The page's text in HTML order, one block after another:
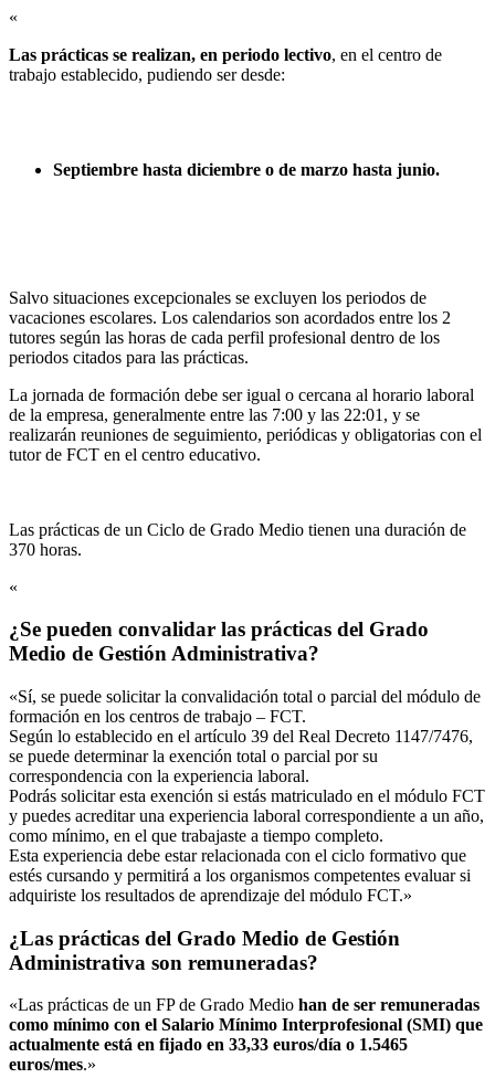
«
Las prácticas se realizan, en periodo lectivo, en el centro de
trabajo establecido, pudiendo ser desde:
Septiembre hasta diciembre o de marzo hasta junio.
Salvo situaciones excepcionales se excluyen los periodos de
vacaciones escolares. Los calendarios son acordados entre los 2
tutores según las horas de cada perfil profesional dentro de los
periodos citados para las prácticas.
La jornada de formación debe ser igual o cercana al horario laboral
de la empresa, generalmente entre las 7:00 y las 22:01, y se
realizarán reuniones de seguimiento, periódicas y obligatorias con el
tutor de FCT en el centro educativo.
Las prácticas de un Ciclo de Grado Medio tienen una duración de
370 horas.
«
¿Se pueden convalidar las prácticas del Grado
Medio de Gestión Administrativa?
«Sí, se puede solicitar la convalidación total o parcial del módulo de
formación en los centros de trabajo – FCT.
Según lo establecido en el artículo 39 del Real Decreto 1147/7476,
se puede determinar la exención total o parcial por su
correspondencia con la experiencia laboral.
Podrás solicitar esta exención si estás matriculado en el módulo FCT
y puedes acreditar una experiencia laboral correspondiente a un año,
como mínimo, en el que trabajaste a tiempo completo.
Esta experiencia debe estar relacionada con el ciclo formativo que
estés cursando y permitirá a los organismos competentes evaluar si
adquiriste los resultados de aprendizaje del módulo FCT.»
¿Las prácticas del Grado Medio de Gestión
Administrativa son remuneradas?
«Las prácticas de un FP de Grado Medio han de ser remuneradas
como mínimo con el Salario Mínimo Interprofesional (SMI) que
actualmente está en fijado en 33,33 euros/día o 1.5465
euros/mes.»